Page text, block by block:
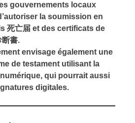
gouvernements locaux
la soumission en
死亡届 et des certificats de
断書.
envisage également une
de testament utilisant la
qui pourrait aussi
digitales.